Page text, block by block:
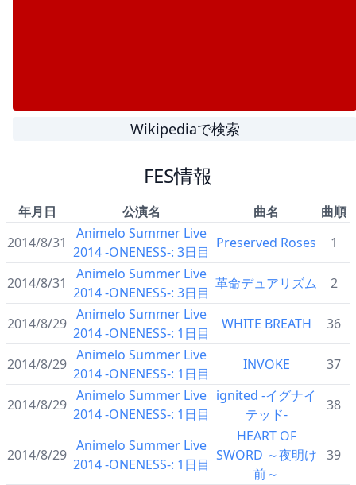
Wikipediaで検索
FES情報
年月日 公演名 曲名
曲順
2014/8/31
Animelo Summer Live
2014 -ONENESS-: 3日目
Preserved Roses 1
2014/8/31
Animelo Summer Live
2014 -ONENESS-: 3日目
革命デュアリズム 2
2014/8/29
Animelo Summer Live
2014 -ONENESS-: 1日目
WHITE BREATH 36
2014/8/29
Animelo Summer Live
2014 -ONENESS-: 1日目
INVOKE 37
2014/8/29
Animelo Summer Live
2014 -ONENESS-: 1日目
ignited -イグナイ
テッド-
38
2014/8/29
Animelo Summer Live
2014 -ONENESS-: 1日目
HEART OF
SWORD ～夜明け
前～
39